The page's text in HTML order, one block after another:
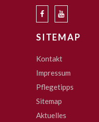
SITEMAP
Kontakt
Impressum
Pflegetipps
Sitemap
Aktuelles